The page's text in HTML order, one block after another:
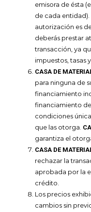
emisora de ésta
de cada
autorización es
deberás prestar
transacción, ya
impuestos, tasas
CASA DE
para ninguna de
financiamiento
financiamiento
condiciones
que las otorga.
garantiza el
CASA DE
rechazar la
aprobada por la
crédito.
Los precios
cambios sin